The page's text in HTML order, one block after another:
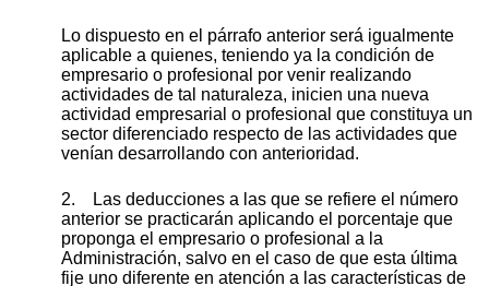
Lo dispuesto en el párrafo anterior será igualmente
aplicable a quienes, teniendo ya la condición de
empresario o profesional por venir realizando
actividades de tal naturaleza, inicien una nueva
actividad empresarial o profesional que constituya un
sector diferenciado respecto de las actividades que
venían desarrollando con anterioridad.
2. Las deducciones a las que se refiere el número
anterior se practicarán aplicando el porcentaje que
proponga el empresario o profesional a la
Administración, salvo en el caso de que esta última
fije uno diferente en atención a las características de